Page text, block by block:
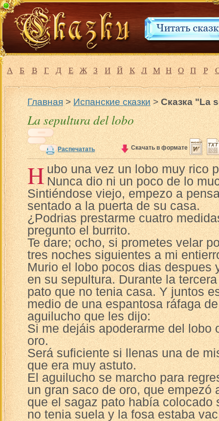
А Б В Г Д Е Ж З И Й К Л М Н О П Р
Главная>Испанские сказки>Сказка "La
La sepultura del lobo
Распечатать Скачать в формате
Hubo una vez un lobo muy rico
Nunca dio ni un poco de lo
Sintiéndose viejo, empezo a
sentado a la puerta de su casa.
¿Podrias prestarme cuatro
pregunto el burrito.
Te dare; ocho, si prometes velar
tres noches siguientes a mi
Murio el lobo pocos dias despues
en su sepultura. Durante la
pato que no tenia casa. Y juntos
medio de una espantosa ráfaga
aguilucho que les dijo:
Si me dejáis apoderarme del lobo
oro.
Será suficiente si llenas una de
que era muy astuto.
El aguilucho se marcho para
un gran saco de oro, que empezó
que el sagaz pato había colocado
no tenia suela y la fosa estaba